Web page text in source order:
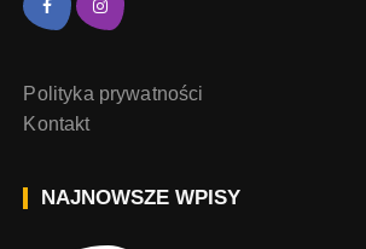
Polityka prywatności
Kontakt
NAJNOWSZE WPISY